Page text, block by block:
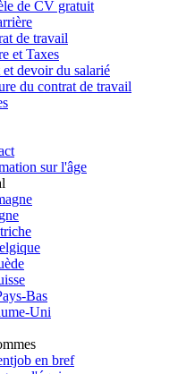
de CV gratuit
de travail
et Taxes
devoir du salarié
du contrat de travail
sur l'âge
Bas
Uni
en bref